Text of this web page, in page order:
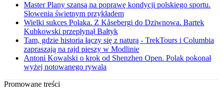
Master Plany szansą na poprawę kondycji polskiego sportu.
Słowenia świetnym przykładem
Wielki sukces Polaka. Z Kåsebergi do Dziwnowa. Bartek
Kubkowski przepłynął Bałtyk
Tam, gdzie historia łączy się z naturą - TrekTours i Columbia
zapraszają na rajd pieszy w Modlinie
Antoni Kowalski o krok od Shenzhen Open. Polak pokonał
wyżej notowanego rywala
Promowane treści